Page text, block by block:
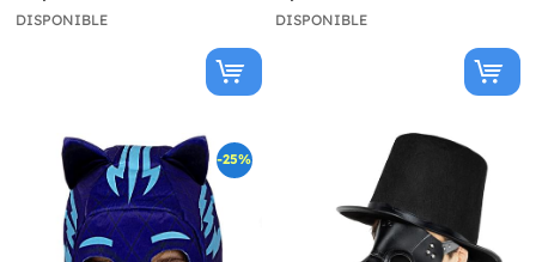
DISPONIBLE DISPONIBLE
-25%